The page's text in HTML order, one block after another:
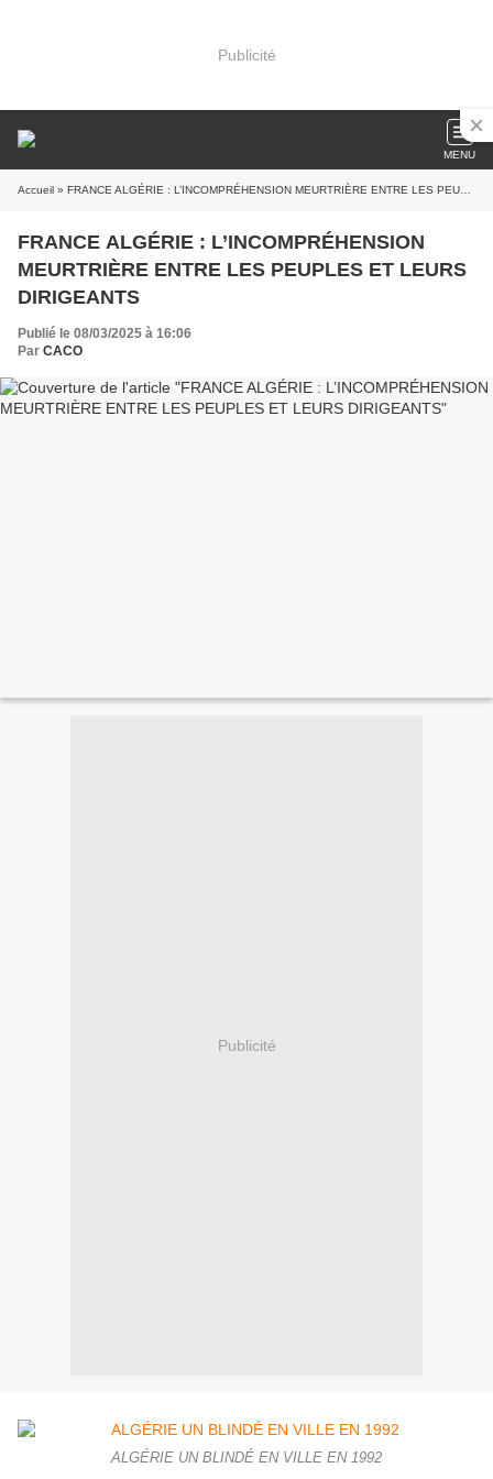
Publicité
MENU
Accueil » FRANCE ALGÉRIE : L’INCOMPRÉHENSION MEURTRIÈRE ENTRE LES PEUPLES ET LEURS DIRIGEANTS
FRANCE ALGÉRIE : L’INCOMPRÉHENSION
MEURTRIÈRE ENTRE LES PEUPLES ET LEURS
DIRIGEANTS
Publié le 08/03/2025 à 16:06
Par CACO
Publicité
ALGÉRIE UN BLINDÉ EN VILLE EN 1992